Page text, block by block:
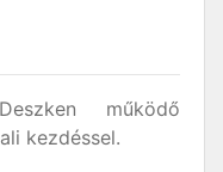
működő
kezdéssel.